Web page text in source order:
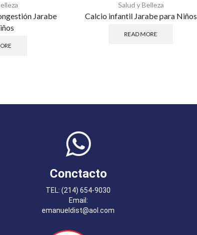
Jarabe
Salud y Belleza
Calcio infantil Jarabe para Niños
READ MORE
Conctacto
TEL: (214) 654-9030
Email:
emanueldist@aol.com